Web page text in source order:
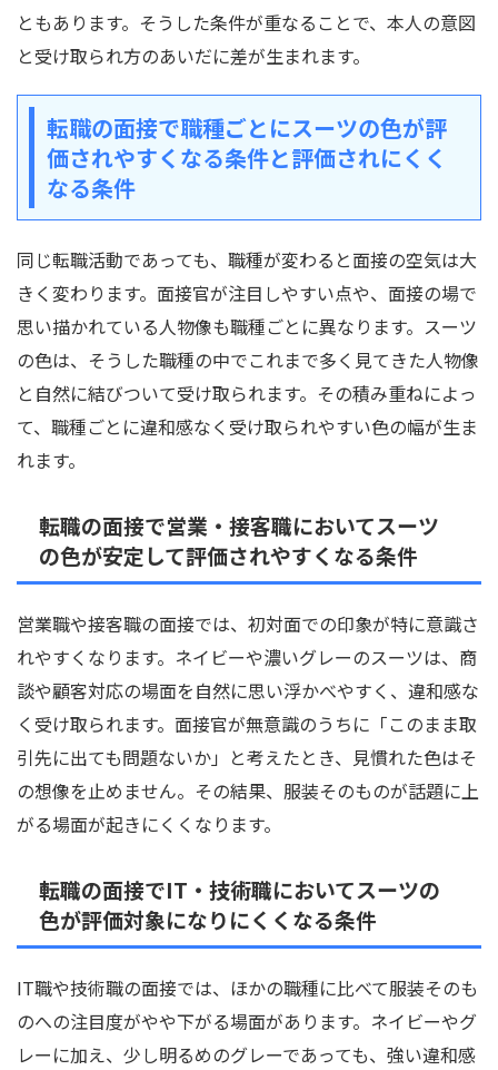
ともあります。そうした条件が重なることで、本人の意図
と受け取られ方のあいだに差が生まれます。
転職の面接で職種ごとにスーツの色が評
価されやすくなる条件と評価されにくく
なる条件
同じ転職活動であっても、職種が変わると面接の空気は大
きく変わります。面接官が注目しやすい点や、面接の場で
思い描かれている人物像も職種ごとに異なります。スーツ
の色は、そうした職種の中でこれまで多く見てきた人物像
と自然に結びついて受け取られます。その積み重ねによっ
て、職種ごとに違和感なく受け取られやすい色の幅が生ま
れます。
転職の面接で営業・接客職においてスーツ
の色が安定して評価されやすくなる条件
営業職や接客職の面接では、初対面での印象が特に意識さ
れやすくなります。ネイビーや濃いグレーのスーツは、商
談や顧客対応の場面を自然に思い浮かべやすく、違和感な
く受け取られます。面接官が無意識のうちに「このまま取
引先に出ても問題ないか」と考えたとき、見慣れた色はそ
の想像を止めません。その結果、服装そのものが話題に上
がる場面が起きにくくなります。
転職の面接でIT・技術職においてスーツの
色が評価対象になりにくくなる条件
IT職や技術職の面接では、ほかの職種に比べて服装そのも
のへの注目度がやや下がる場面があります。ネイビーやグ
レーに加え、少し明るめのグレーであっても、強い違和感